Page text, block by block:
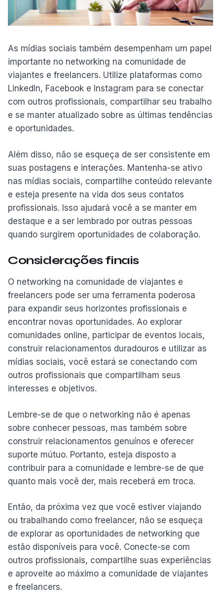
As mídias sociais também desempenham um papel
importante no networking na comunidade de
viajantes e freelancers. Utilize plataformas como
LinkedIn, Facebook e Instagram para se conectar
com outros profissionais, compartilhar seu trabalho
e se manter atualizado sobre as últimas tendências
e oportunidades.
Além disso, não se esqueça de ser consistente em
suas postagens e interações. Mantenha-se ativo
nas mídias sociais, compartilhe conteúdo relevante
e esteja presente na vida dos seus contatos
profissionais. Isso ajudará você a se manter em
destaque e a ser lembrado por outras pessoas
quando surgirem oportunidades de colaboração.
Considerações finais
O networking na comunidade de viajantes e
freelancers pode ser uma ferramenta poderosa
para expandir seus horizontes profissionais e
encontrar novas oportunidades. Ao explorar
comunidades online, participar de eventos locais,
construir relacionamentos duradouros e utilizar as
mídias sociais, você estará se conectando com
outros profissionais que compartilham seus
interesses e objetivos.
Lembre-se de que o networking não é apenas
sobre conhecer pessoas, mas também sobre
construir relacionamentos genuínos e oferecer
suporte mútuo. Portanto, esteja disposto a
contribuir para a comunidade e lembre-se de que
quanto mais você der, mais receberá em troca.
Então, da próxima vez que você estiver viajando
ou trabalhando como freelancer, não se esqueça
de explorar as oportunidades de networking que
estão disponíveis para você. Conecte-se com
outros profissionais, compartilhe suas experiências
e aproveite ao máximo a comunidade de viajantes
e freelancers.